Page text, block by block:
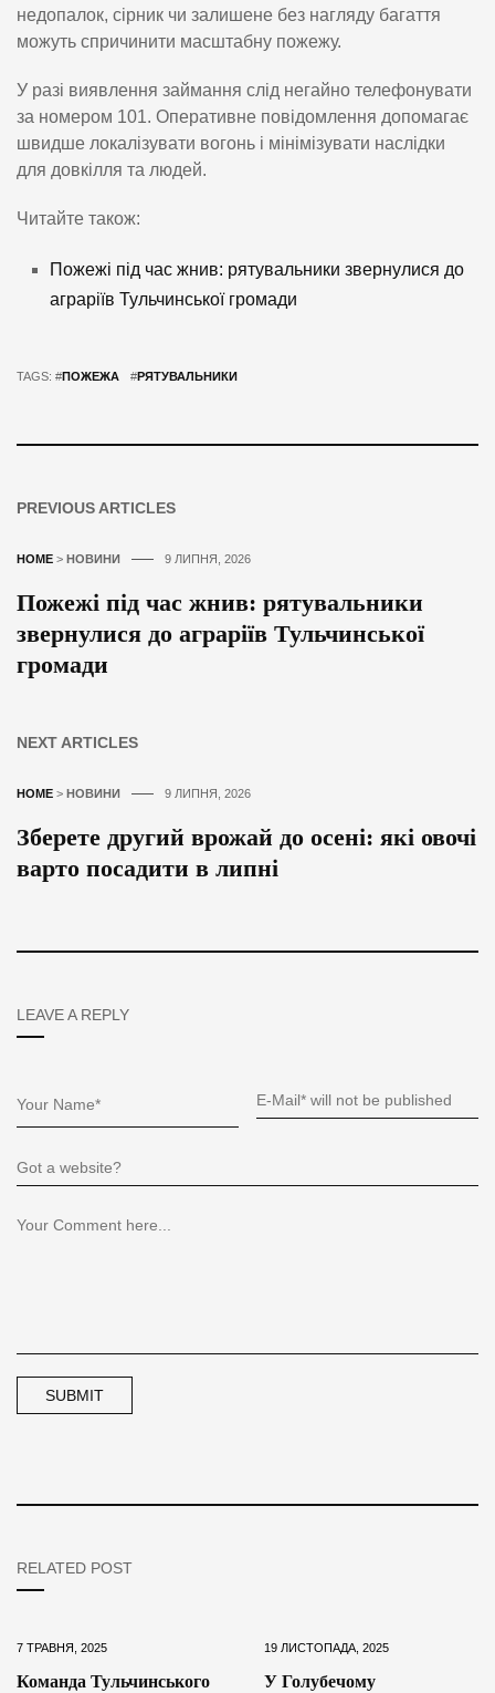
недопалок, сірник чи залишене без нагляду багаття
можуть спричинити масштабну пожежу.
У разі виявлення займання слід негайно телефонувати
за номером 101. Оперативне повідомлення допомагає
швидше локалізувати вогонь і мінімізувати наслідки
для довкілля та людей.
Читайте також:
Пожежі під час жнив: рятувальники звернулися до
аграріїв Тульчинської громади
TAGS: #ПОЖЕЖА #РЯТУВАЛЬНИКИ
PREVIOUS ARTICLES
HOME > НОВИНИ 9 ЛИПНЯ, 2026
Пожежі під час жнив: рятувальники
звернулися до аграріїв Тульчинської
громади
NEXT ARTICLES
HOME > НОВИНИ 9 ЛИПНЯ, 2026
Зберете другий врожай до осені: які овочі
варто посадити в липні
LEAVE A REPLY
RELATED POST
7 ТРАВНЯ, 2025
Команда Тульчинського
19 ЛИСТОПАДА, 2025
У Голубечому